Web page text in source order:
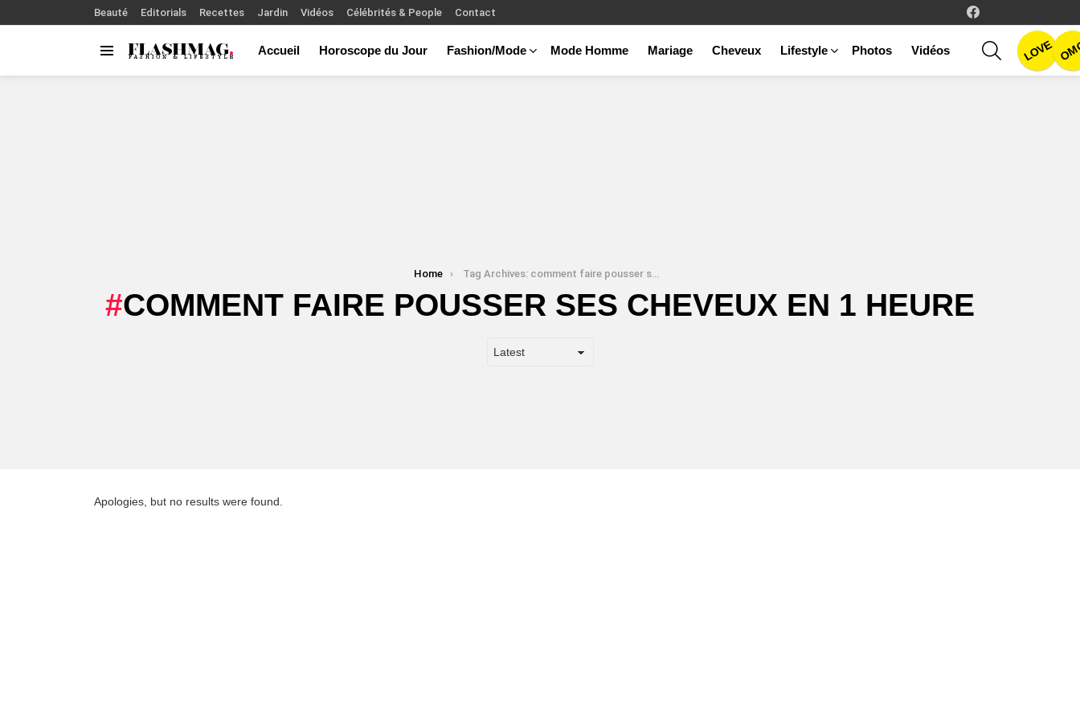
Beauté Editorials Recettes Jardin Vidéos Célébrités & People Contact
Accueil Horoscope du Jour Fashion/Mode Mode Homme Mariage Cheveux Lifestyle Photos Vidéos
SEARCHLOVE
Home Tag Archives: comment faire pousser ses cheveux en 1 heure
COMMENT FAIRE POUSSER SES CHEVEUX EN 1 HEURE
Apologies, but no results were found.